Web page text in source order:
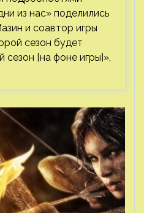
из нас» поделились
и соавтор игры
сезон будет
сезон [на фоне игры]»,